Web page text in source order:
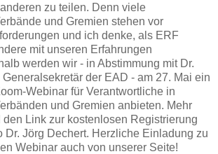
zu teilen. Denn viele
und Gremien stehen vor
und ich denke, als ERF
mit unseren Erfahrungen
werden wir - in Abstimmung mit Dr.
der EAD - am 27. Mai ein
Webinar für Verantwortliche in
und Gremien anbieten. Mehr
den Link zur kostenlosen Registrierung
Dr. Jörg Dechert. Herzliche Einladung zu
Webinar auch von unserer Seite!